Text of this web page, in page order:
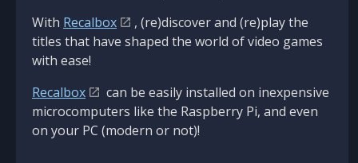
With Recalbox
, (re)discover and (re)play the
titles that have shaped the world of video games
with ease!
Recalbox
can be easily installed on inexpensive
microcomputers like the Raspberry Pi, and even
on your PC (modern or not)!